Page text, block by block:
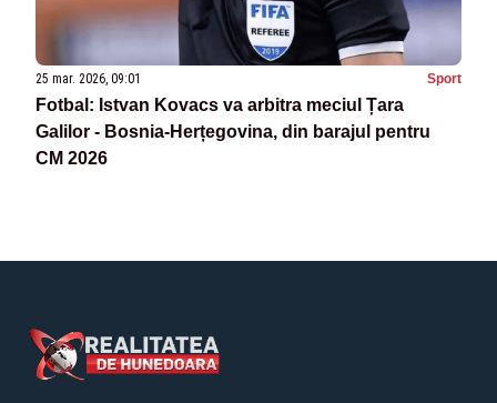
25 mar. 2026, 09:01 Sport
Fotbal: Istvan Kovacs va arbitra meciul Țara
Galilor - Bosnia-Herțegovina, din barajul pentru
CM 2026